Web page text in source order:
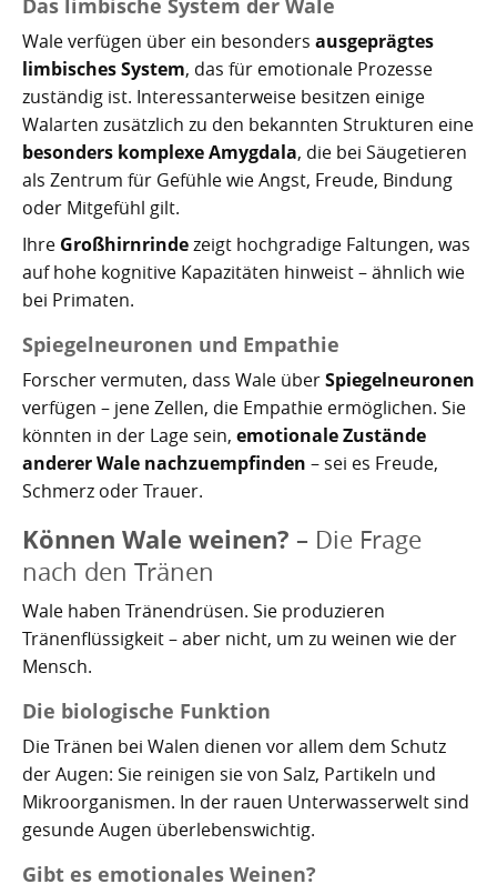
Wale verfügen über ein besonders ausgeprägtes
limbisches System, das für emotionale Prozesse
zuständig ist. Interessanterweise besitzen einige
Walarten zusätzlich zu den bekannten Strukturen eine
besonders komplexe Amygdala, die bei Säugetieren
als Zentrum für Gefühle wie Angst, Freude, Bindung
oder Mitgefühl gilt.
Ihre Großhirnrindezeigt hochgradige Faltungen, was
auf hohe kognitive Kapazitäten hinweist – ähnlich wie
bei Primaten.
Spiegelneuronen und Empathie
Forscher vermuten, dass Wale überSpiegelneuronen
verfügen – jene Zellen, die Empathie ermöglichen. Sie
könnten in der Lage sein, emotionale Zustände
anderer Wale nachzuempfinden – sei es Freude,
Schmerz oder Trauer.
Können Wale weinen? – Die Frage
nach den Tränen
Wale haben Tränendrüsen. Sie produzieren
Tränenflüssigkeit – aber nicht, um zu weinen wie der
Mensch.
Die biologische Funktion
Die Tränen bei Walen dienen vor allem dem Schutz
der Augen: Sie reinigen sie von Salz, Partikeln und
Mikroorganismen. In der rauen Unterwasserwelt sind
gesunde Augen überlebenswichtig.
Gibt es emotionales Weinen?